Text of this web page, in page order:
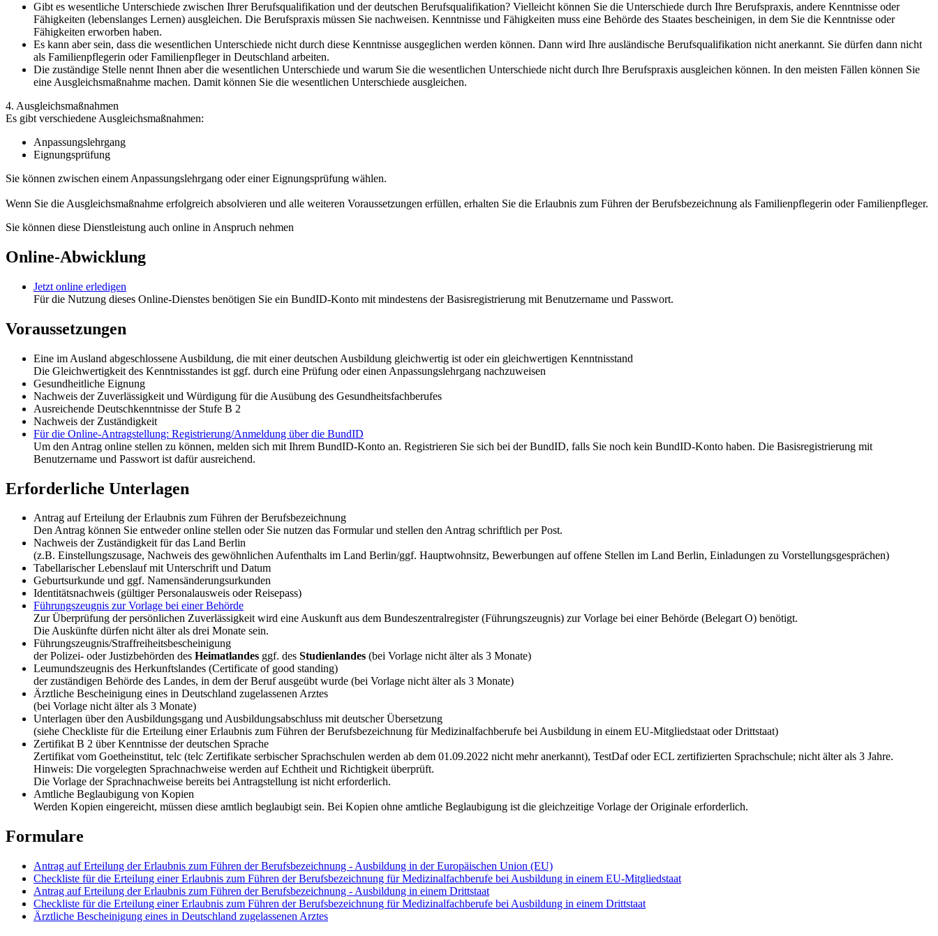
Gibt es wesentliche Unterschiede zwischen Ihrer Berufsqualifikation und der deutschen Berufsqualifikation? Vielleicht können Sie die Unterschiede durch Ihre Berufspraxis, andere Kenntnisse oder
Fähigkeiten (lebenslanges Lernen) ausgleichen. Die Berufspraxis müssen Sie nachweisen. Kenntnisse und Fähigkeiten muss eine Behörde des Staates bescheinigen, in dem Sie die Kenntnisse oder
Fähigkeiten erworben haben.
Es kann aber sein, dass die wesentlichen Unterschiede nicht durch diese Kenntnisse ausgeglichen werden können. Dann wird Ihre ausländische Berufsqualifikation nicht anerkannt. Sie dürfen dann nicht
als Familienpflegerin oder Familienpfleger in Deutschland arbeiten.
Die zuständige Stelle nennt Ihnen aber die wesentlichen Unterschiede und warum Sie die wesentlichen Unterschiede nicht durch Ihre Berufspraxis ausgleichen können. In den meisten Fällen können Sie
eine Ausgleichsmaßnahme machen. Damit können Sie die wesentlichen Unterschiede ausgleichen.
4. Ausgleichsmaßnahmen
Es gibt verschiedene Ausgleichsmaßnahmen:
Anpassungslehrgang
Eignungsprüfung
Sie können zwischen einem Anpassungslehrgang oder einer Eignungsprüfung wählen.
Wenn Sie die Ausgleichsmaßnahme erfolgreich absolvieren und alle weiteren Voraussetzungen erfüllen, erhalten Sie die Erlaubnis zum Führen der Berufsbezeichnung als Familienpflegerin oder Familienpfleger.
Sie können diese Dienstleistung auch online in Anspruch nehmen
Online-Abwicklung
Jetzt online erledigen
Für die Nutzung dieses Online-Dienstes benötigen Sie ein BundID-Konto mit mindestens der Basisregistrierung mit Benutzername und Passwort.
Voraussetzungen
Eine im Ausland abgeschlossene Ausbildung, die mit einer deutschen Ausbildung gleichwertig ist oder ein gleichwertigen Kenntnisstand
Die Gleichwertigkeit des Kenntnisstandes ist ggf. durch eine Prüfung oder einen Anpassungslehrgang nachzuweisen
Gesundheitliche Eignung
Nachweis der Zuverlässigkeit und Würdigung für die Ausübung des Gesundheitsfachberufes
Ausreichende Deutschkenntnisse der Stufe B 2
Nachweis der Zuständigkeit
Für die Online-Antragstellung: Registrierung/Anmeldung über die BundID
Um den Antrag online stellen zu können, melden sich mit Ihrem BundID-Konto an. Registrieren Sie sich bei der BundID, falls Sie noch kein BundID-Konto haben. Die Basisregistrierung mit
Benutzername und Passwort ist dafür ausreichend.
Erforderliche Unterlagen
Antrag auf Erteilung der Erlaubnis zum Führen der Berufsbezeichnung
Den Antrag können Sie entweder online stellen oder Sie nutzen das Formular und stellen den Antrag schriftlich per Post.
Nachweis der Zuständigkeit für das Land Berlin
(z.B. Einstellungszusage, Nachweis des gewöhnlichen Aufenthalts im Land Berlin/ggf. Hauptwohnsitz, Bewerbungen auf offene Stellen im Land Berlin, Einladungen zu Vorstellungsgesprächen)
Tabellarischer Lebenslauf mit Unterschrift und Datum
Geburtsurkunde und ggf. Namensänderungsurkunden
Identitätsnachweis (gültiger Personalausweis oder Reisepass)
Führungszeugnis zur Vorlage bei einer Behörde
Zur Überprüfung der persönlichen Zuverlässigkeit wird eine Auskunft aus dem Bundeszentralregister (Führungszeugnis) zur Vorlage bei einer Behörde (Belegart O) benötigt.
Die Auskünfte dürfen nicht älter als drei Monate sein.
Führungszeugnis/Straffreiheitsbescheinigung
der Polizei- oder Justizbehörden des Heimatlandes ggf. des Studienlandes (bei Vorlage nicht älter als 3 Monate)
Leumundszeugnis des Herkunftslandes (Certificate of good standing)
der zuständigen Behörde des Landes, in dem der Beruf ausgeübt wurde (bei Vorlage nicht älter als 3 Monate)
Ärztliche Bescheinigung eines in Deutschland zugelassenen Arztes
(bei Vorlage nicht älter als 3 Monate)
Unterlagen über den Ausbildungsgang und Ausbildungsabschluss mit deutscher Übersetzung
(siehe Checkliste für die Erteilung einer Erlaubnis zum Führen der Berufsbezeichnung für Medizinalfachberufe bei Ausbildung in einem EU-Mitgliedstaat oder Drittstaat)
Zertifikat B 2 über Kenntnisse der deutschen Sprache
Zertifikat vom Goetheinstitut, telc (telc Zertifikate serbischer Sprachschulen werden ab dem 01.09.2022 nicht mehr anerkannt), TestDaf oder ECL zertifizierten Sprachschule; nicht älter als 3 Jahre.
Hinweis: Die vorgelegten Sprachnachweise werden auf Echtheit und Richtigkeit überprüft.
Die Vorlage der Sprachnachweise bereits bei Antragstellung ist nicht erforderlich.
Amtliche Beglaubigung von Kopien
Werden Kopien eingereicht, müssen diese amtlich beglaubigt sein. Bei Kopien ohne amtliche Beglaubigung ist die gleichzeitige Vorlage der Originale erforderlich.
Formulare
Antrag auf Erteilung der Erlaubnis zum Führen der Berufsbezeichnung - Ausbildung in der Europäischen Union (EU)
Checkliste für die Erteilung einer Erlaubnis zum Führen der Berufsbezeichnung für Medizinalfachberufe bei Ausbildung in einem EU-Mitgliedstaat
Antrag auf Erteilung der Erlaubnis zum Führen der Berufsbezeichnung - Ausbildung in einem Drittstaat
Checkliste für die Erteilung einer Erlaubnis zum Führen der Berufsbezeichnung für Medizinalfachberufe bei Ausbildung in einem Drittstaat
Ärztliche Bescheinigung eines in Deutschland zugelassenen Arztes